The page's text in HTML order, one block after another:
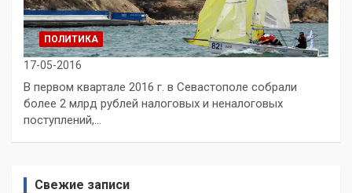
ПОЛИТИКА
17-05-2016
В первом квартале 2016 г. в Севастополе собрали
более 2 млрд рублей налоговых и неналоговых
поступлений,…
Свежие записи